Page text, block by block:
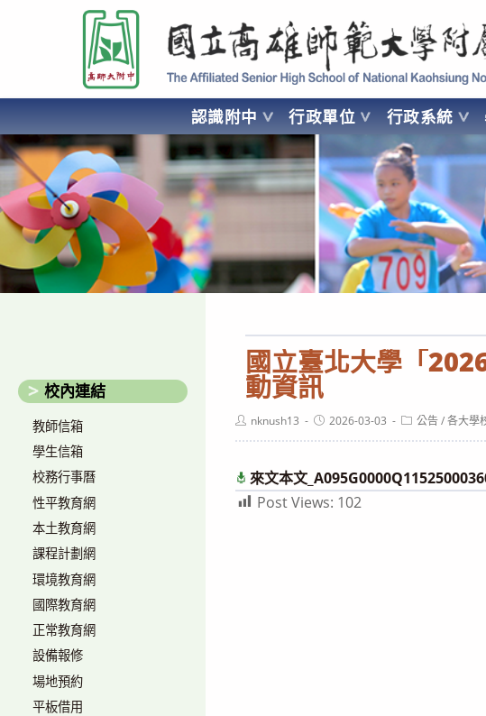
要
容
國立高雄師範大學附屬高級中學 Affiliated Senior High School of National Kaohsiung
認識附中 行政單位 行政系統
AFFILIATED SENIOR HIGH SCHOOL OF NATIONAL KAOHSIUNG
國立臺北大學「
動資訊
Postnknush13
Post2026-03-03
Post公告 / 各大學
來文本文
Post Views: 102
校內連結
教師信箱
學生信箱
校務行事曆
性平教育網
本土教育網
課程計劃網
環境教育網
國際教育網
正常教育網
設備報修
場地預約
平板借用